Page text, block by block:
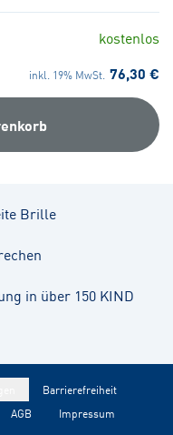
kostenlos
inkl. 19% MwSt. 76,30 €
Brille
in über 150 KIND
Barrierefreiheit
AGB Impressum